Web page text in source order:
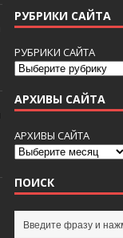
РУБРИКИ САЙТА
РУБРИКИ САЙТА
АРХИВЫ САЙТА
АРХИВЫ САЙТА
ПОИСК